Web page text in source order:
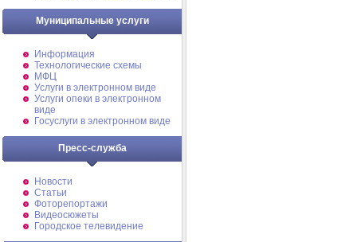
Муниципальные услуги
Информация
Технологические схемы
МФЦ
Услуги в электронном виде
Услуги опеки в электронном
виде
Госуслуги в электронном виде
Пресс-служба
Новости
Статьи
Фоторепортажи
Видеосюжеты
Городское телевидение